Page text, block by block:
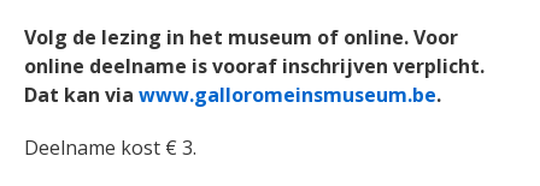
Volg de lezing in het museum of online. Voor
online deelname is vooraf inschrijven verplicht.
Dat kan via www.galloromeinsmuseum.be.
Deelname kost € 3.